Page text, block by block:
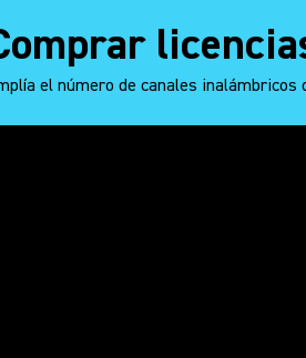
el número de canales